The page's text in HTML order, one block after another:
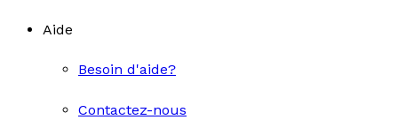
Aide
Besoin d'aide?
Contactez-nous